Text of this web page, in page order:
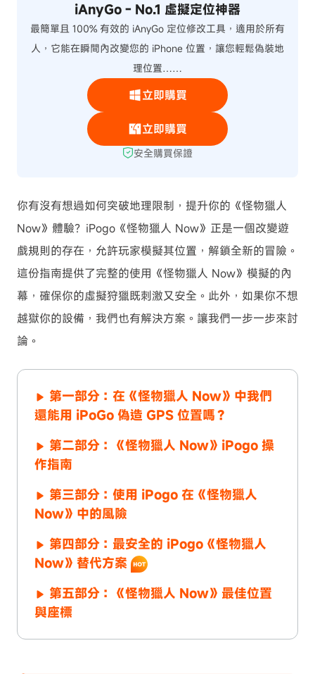
iAnyGo - No.1 虛擬定位神器
最簡單且 100% 有效的 iAnyGo 定位修改工具，適用於所有
人，它能在瞬間內改變您的 iPhone 位置，讓您輕鬆偽裝地
理位置……
立即購買
立即購買
安全購買保證
你有沒有想過如何突破地理限制，提升你的《怪物獵人
Now》體驗？iPogo《怪物獵人 Now》正是一個改變遊
戲規則的存在，允許玩家模擬其位置，解鎖全新的冒險。
這份指南提供了完整的使用《怪物獵人 Now》模擬的內
幕，確保你的虛擬狩獵既刺激又安全。此外，如果你不想
越獄你的設備，我們也有解決方案。讓我們一步一步來討
論。
第一部分：在《怪物獵人 Now》中我們
還能用 iPoGo 偽造 GPS 位置嗎？
第二部分：《怪物獵人 Now》iPogo 操
作指南
第三部分：使用 iPogo 在《怪物獵人
Now》中的風險
第四部分：最安全的 iPogo《怪物獵人
Now》替代方案
第五部分：《怪物獵人 Now》最佳位置
與座標